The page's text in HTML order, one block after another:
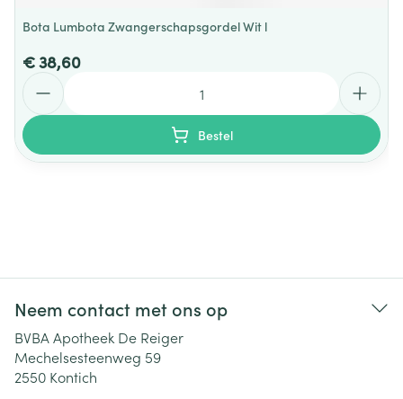
Bota Lumbota Zwangerschapsgordel Wit l
€ 38,60
Bestel
Neem contact met ons op
BVBA Apotheek De Reiger
Mechelsesteenweg 59
2550 Kontich